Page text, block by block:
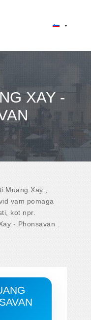
XAY -
Muang Xay ,
vam pomaga
kot npr.
- Phonsavan .